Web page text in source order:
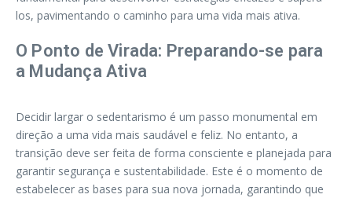
los, pavimentando o caminho para uma vida mais ativa.
O Ponto de Virada: Preparando-se para
a Mudança Ativa
Decidir largar o sedentarismo é um passo monumental em
direção a uma vida mais saudável e feliz. No entanto, a
transição deve ser feita de forma consciente e planejada para
garantir segurança e sustentabilidade. Este é o momento de
estabelecer as bases para sua nova jornada, garantindo que